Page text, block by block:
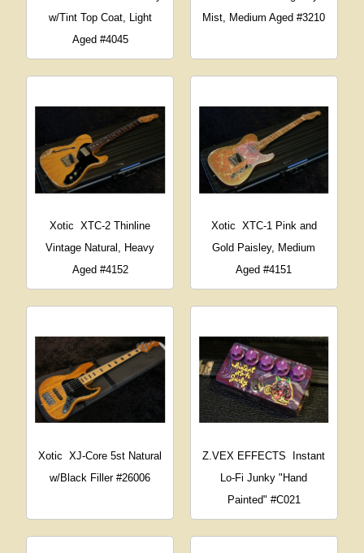
w/Tint Top Coat, Light
Aged #4045
Mist, Medium Aged #3210
Xotic
XTC-2 Thinline
Vintage Natural, Heavy
Aged #4152
Xotic XTC-1 Pink and
Gold Paisley, Medium
Aged #4151
Xotic
XJ-Core 5st Natural
w/Black Filler #26006
Z.VEX EFFECTS
Instant
Lo-Fi Junky "Hand
Painted" #C021